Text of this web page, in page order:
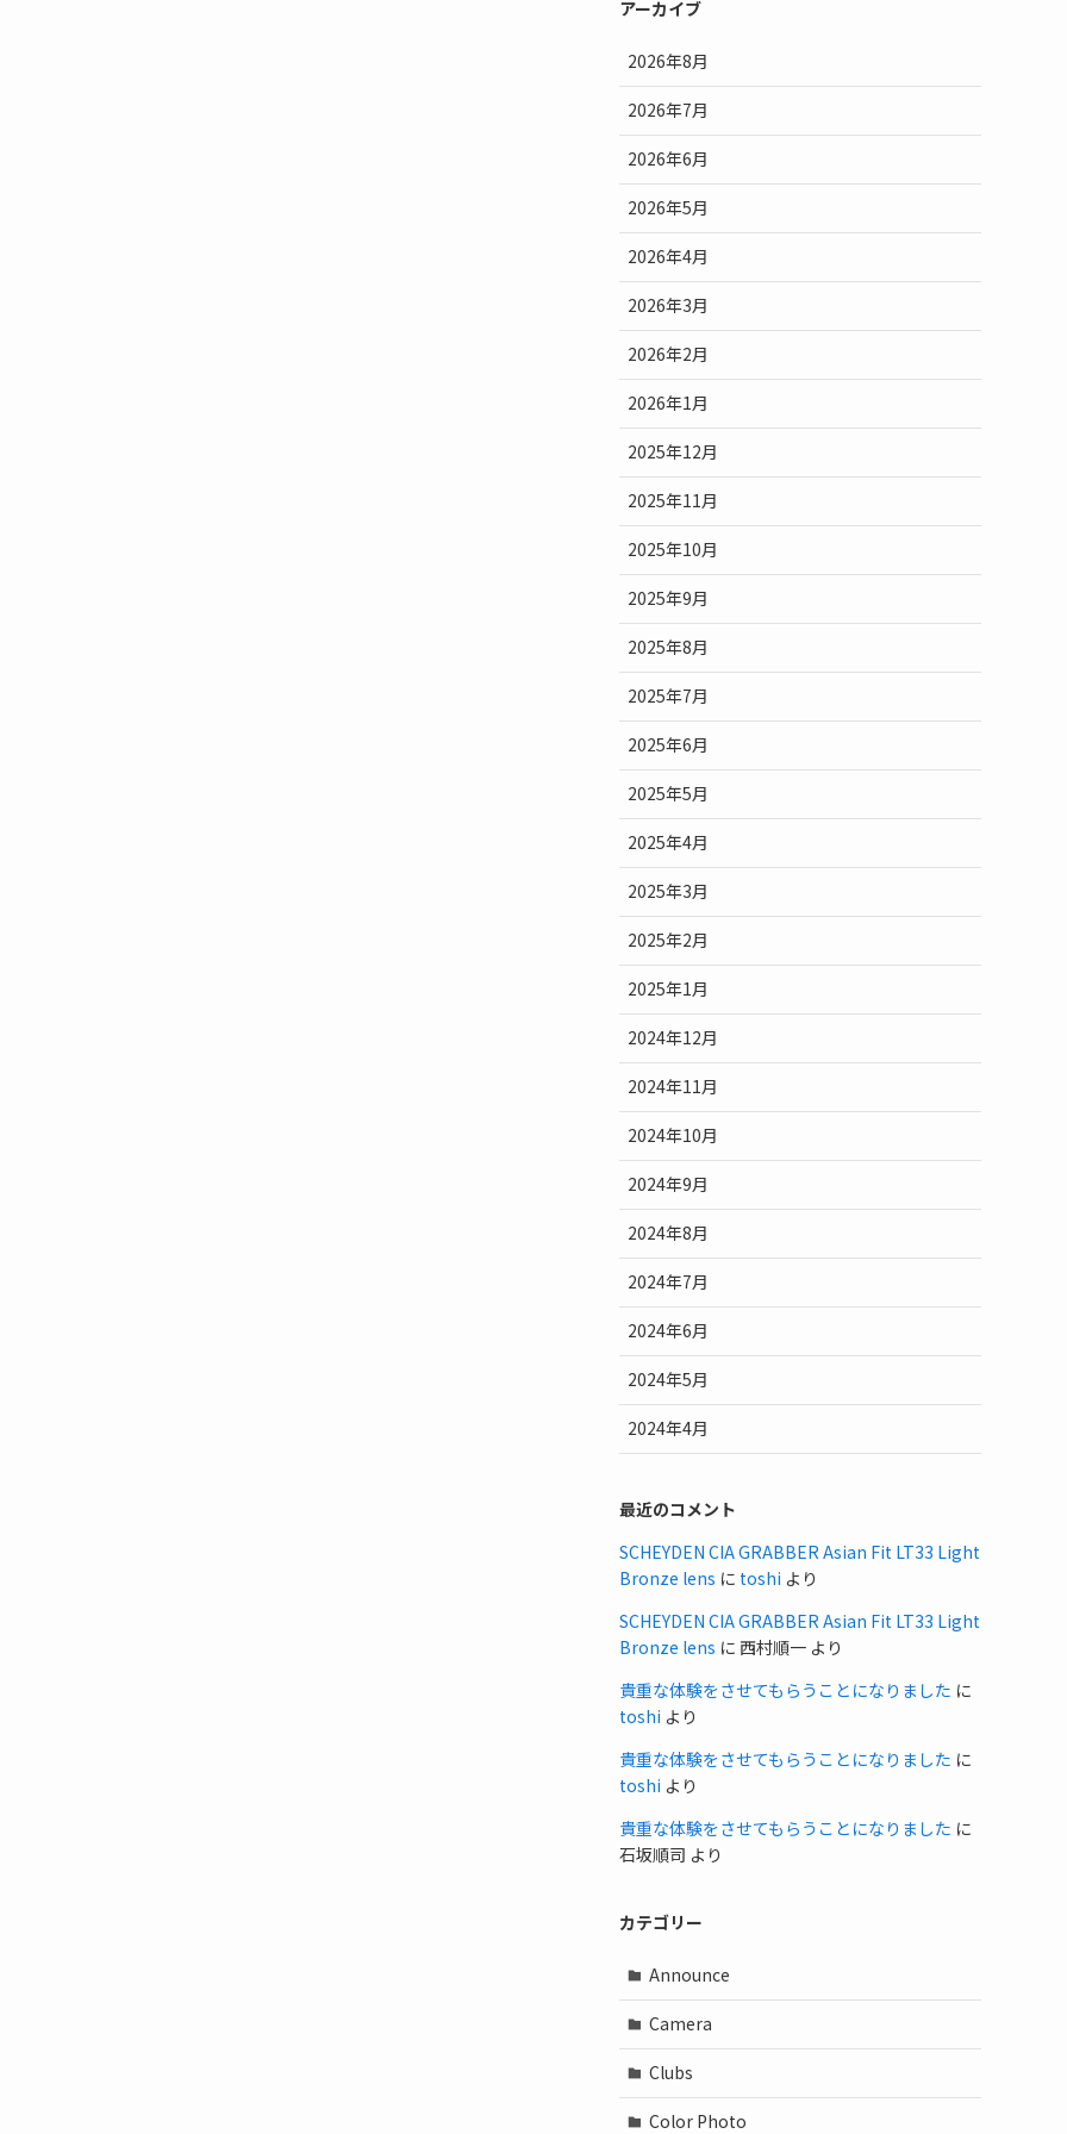
アーカイブ
2026年8月
2026年7月
2026年6月
2026年5月
2026年4月
2026年3月
2026年2月
2026年1月
2025年12月
2025年11月
2025年10月
2025年9月
2025年8月
2025年7月
2025年6月
2025年5月
2025年4月
2025年3月
2025年2月
2025年1月
2024年12月
2024年11月
2024年10月
2024年9月
2024年8月
2024年7月
2024年6月
2024年5月
2024年4月
最近のコメント
SCHEYDEN CIA GRABBER Asian Fit LT33 Light
Bronze lens に toshi より
SCHEYDEN CIA GRABBER Asian Fit LT33 Light
Bronze lens に 西村順一 より
貴重な体験をさせてもらうことになりました に
toshi より
貴重な体験をさせてもらうことになりました に
toshi より
貴重な体験をさせてもらうことになりました に
石坂順司 より
カテゴリー
Announce
Camera
Clubs
Color Photo